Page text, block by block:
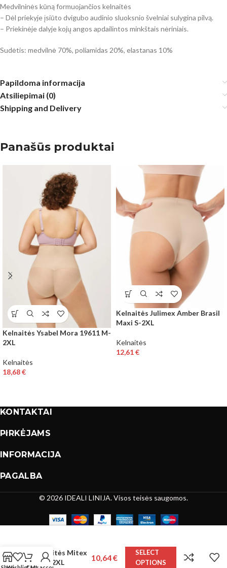
Medvilninės kūną formuojančios kelnaitės
– Dėl priekyje įsiūto dvigubo audinio sluoksnio švelniai sulygina pilvą.
– Priekinėje dalyje kojų angos apdailintos minkštais nėriniais.
Sudėtis: medvilnė 70%, poliamidas 20%, elastanas 10%
Papildoma informacija
Atsiliepimai (0)
Shipping and Delivery
Panašūs produktai
Kelnaitės Ysabel Mora 19611 M-
2XL
Kelnaitės
18,68€
Kelnaitės Julimex Amber Brasil
Maxi S-2XL
Kelnaitės
12,61€
KONTAKTAI
PIRKĖJAMS
INFORMACIJA
PAGALBA
© 2026 IDEALI LINIJA. Visos teisės saugomos.
Kelnaitės Mitex
Ela S-2XL
10,64€
SELECT
OPTIONS